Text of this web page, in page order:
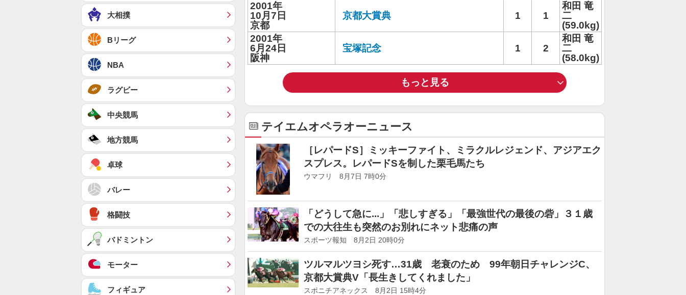
2001年
10月7日
京都
京都大賞典 1 1
和田 竜
二
(59.0kg)
2001年
6月24日
阪神
宝塚記念 1 2
和田 竜
二
(58.0kg)
もっと見る
テイエムオペラオーニュース
［レパードS］ミッキーファイト、ミラクルレジェンド、アジアエク
スプレス。レパードSを制した栗毛馬たち
ウマフリ 8月7日 7時0分
「どうして急に...」「悲しすぎる」「最強世代の最後の砦」３１歳
での大往生も突然のお別れにネット悲痛の声
スポーツ報知 8月2日 20時0分
ツルマルツヨシ死す…31歳 老衰のため 99年朝日チャレンジC、
京都大賞典V「長生きしてくれました」
スポニチアネックス 8月2日 15時4分
大相撲
Bリーグ
NBA
ラグビー
中央競馬
地方競馬
卓球
バレー
格闘技
バドミントン
モーター
フィギュア